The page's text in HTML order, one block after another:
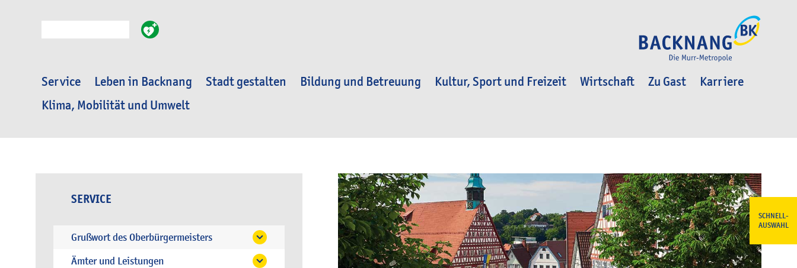
Service Leben in Backnang Stadt gestalten Bildung und Betreuung Kultur, Sport und Freizeit Wirtschaft Zu Gast
Karriere
Klima, Mobilität und Umwelt
SCHNELL-
AUSWAHL
SERVICE
Grußwort des Oberbürgermeisters
Ämter und Leistungen